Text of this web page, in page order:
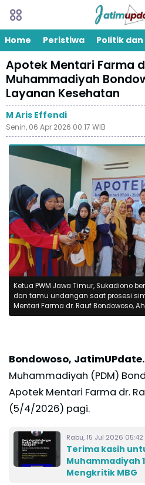
Home Peristiwa Politik
Apotek Mentari Farma
Muhammadiyah
Layanan Kesehatan
M Aris Effendi
Senin, 06 Apr 2026 00:17 WIB
Ketua PWM Jawa Timur, Sukadiono
dan tamu undangan saat prosesi
Mentari Farma dr. Rauf Bondowoso,
Bondowoso,
Muhammadiyah (PDM)
Apotek Mentari Farma dr.
(5/4/2026) pagi.
Rabu, 15 Jul 2026 05:42
Terima kasih
Muhammadiyah
Mengkritik MBG